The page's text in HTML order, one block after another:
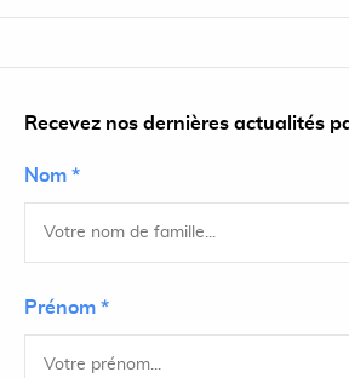
Recevez nos dernières actualités
Nom *
Prénom *